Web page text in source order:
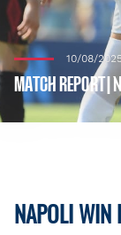
10/08/
MATCH REPORT |
NAPOLI WIN